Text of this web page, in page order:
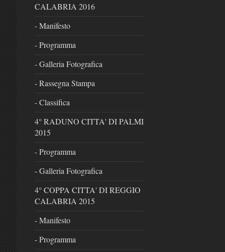
CALABRIA 2016
- Manifesto
- Programma
- Galleria Fotografica
- Rassegna Stampa
- Classifica
4° RADUNO CITTA' DI PALMI
2015
- Programma
- Galleria Fotografica
4° COPPA CITTA' DI REGGIO
CALABRIA 2015
- Manifesto
- Programma